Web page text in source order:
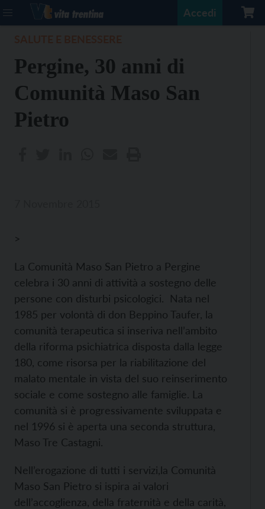
Accedi
Pergine, 30 anni di
Comunità Maso San
Pietro
>
La Comunità Maso San Pietro a Pergine
celebra i 30 anni di attività a sostegno delle
persone con disturbi psicologici. Nata nel
1985 per volontà di don Beppino Taufer, la
comunità terapeutica si inseriva nell’ambito
della riforma psichiatrica disposta dalla legge
180, come risorsa per la riabilitazione del
malato mentale in vista del suo reinserimento
sociale e come sostegno alle famiglie. La
comunità si è progressivamente sviluppata e
nel 1996 si è aperta una seconda struttura,
Maso Tre Castagni.
Nell’erogazione di tutti i servizi,la Comunità
Maso San Pietro si ispira ai valori
dell’accoglienza, della fraternità e della carità,